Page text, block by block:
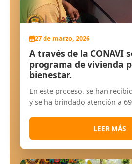
27 de marzo, 2026
A través de la CONAVI
programa de vivienda
bienestar.
En este proceso, se han
y se ha brindado atención a
LEER MÁS